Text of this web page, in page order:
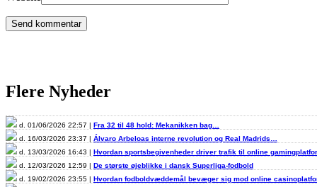
Flere Nyheder
d. 01/06/2026 22:57 | Fra 32 til 48 hold: Mekanikken bag…
d. 16/03/2026 23:37 | Álvaro Arbeloas interne revolution og Real Madrids…
d. 13/03/2026 16:43 | Hvordan sportsbegivenheder driver trafik til online
d. 12/03/2026 12:59 | De største øjeblikke i dansk Superliga-fodbold
d. 19/02/2026 23:55 | Hvordan fodboldvæddemål bevæger sig mod online